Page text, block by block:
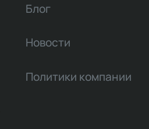
Блог
Новости
Политики компании